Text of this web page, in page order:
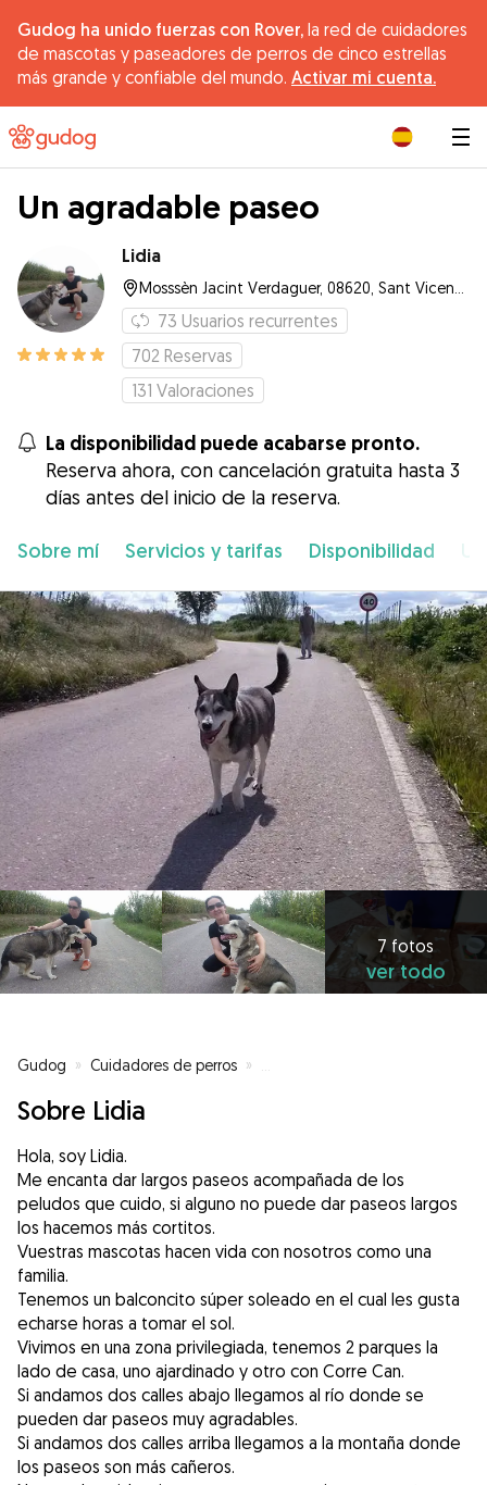
Gudog ha unido fuerzas con Rover, la red de cuidadores
de mascotas y paseadores de perros de cinco estrellas
más grande y confiable del mundo. Activar mi cuenta.
Un agradable paseo
Lidia
73 Usuarios recurrentes
702 Reservas
131 Valoraciones
La disponibilidad puede acabarse pronto.
Reserva ahora, con cancelación gratuita hasta 3
días antes del inicio de la reserva.
Sobre mí Servicios y tarifas Disponibilidad
7 fotos
ver todo
Gudog » Cuidadores de perros »
Sobre Lidia
Hola, soy Lidia.
Me encanta dar largos paseos acompañada de los
peludos que cuido, si alguno no puede dar paseos largos
los hacemos más cortitos.
Vuestras mascotas hacen vida con nosotros como una
familia.
Tenemos un balconcito súper soleado en el cual les gusta
echarse horas a tomar el sol.
Vivimos en una zona privilegiada, tenemos 2 parques la
lado de casa, uno ajardinado y otro con Corre Can.
Si andamos dos calles abajo llegamos al río donde se
pueden dar paseos muy agradables.
Si andamos dos calles arriba llegamos a la montaña donde
los paseos son más cañeros.